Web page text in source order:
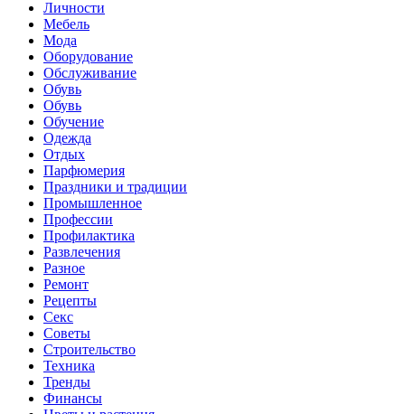
Личности
Мебель
Мода
Оборудование
Обслуживание
Обувь
Обувь
Обучение
Одежда
Отдых
Парфюмерия
Праздники и традиции
Промышленное
Профессии
Профилактика
Развлечения
Разное
Ремонт
Рецепты
Секс
Советы
Строительство
Техника
Тренды
Финансы